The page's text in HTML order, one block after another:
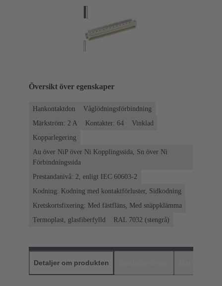
Översikt över egenskaper
Hankontaktdon
Våglödningsförbindning
Märkström: ‌2 A
Kontakter: 64
Vinklad
Kopparlegering
Au över NiP över Ni Kopplingssida, Sn över Ni
Förbindningssida
Prestandanivå: 2, enligt IEC 60603-2
Kodning: Kodning med kontaktförluster, Sidkodning
Kretskortsfixering: Med fästfläns, Med snäppklämma
Termoplast, glasfiberfylld
RAL 7032 (stengrå)
Detaljer om produkten